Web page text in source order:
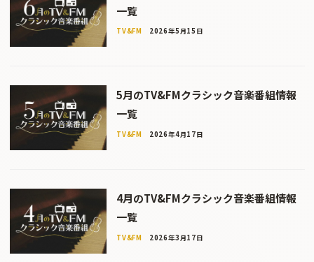
一覧
TV&FM 2026年5月15日
5月のTV&FMクラシック音楽番組情報
一覧
TV&FM 2026年4月17日
4月のTV&FMクラシック音楽番組情報
一覧
TV&FM 2026年3月17日